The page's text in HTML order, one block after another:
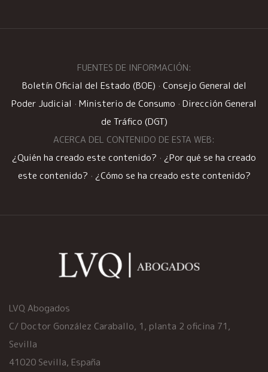
FUENTES DE INFORMACIÓN:
Boletín Oficial del Estado (BOE) · Consejo General del
Poder Judicial · Ministerio de Consumo · Dirección General
de Tráfico (DGT)
ACERCA DEL CONTENIDO DE ESTA WEB:
¿Quién ha creado este contenido? · ¿Por qué se ha creado
este contenido? · ¿Cómo se ha creado este contenido?
LVQ Abogados
C/ Doctor González Caraballo, 1, planta 2 oficina 71,
Sevilla
41020 Sevilla, España